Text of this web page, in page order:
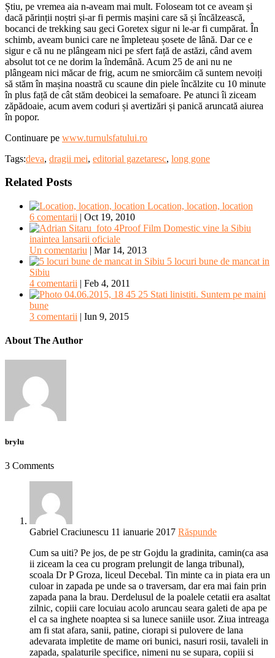
Știu, pe vremea aia n-aveam mai mult. Foloseam tot ce aveam și
dacă părinții noștri și-ar fi permis mașini care să și încălzească,
bocanci de trekking sau geci Goretex sigur ni le-ar fi cumpărat. În
schimb, aveam bunici care ne împleteau șosete de lână. Dar ce e
sigur e că nu ne plângeam nici pe sfert față de astăzi, când avem
absolut tot ce ne dorim la îndemână. Acum 25 de ani nu ne
plângeam nici măcar de frig, acum ne smiorcăim că suntem nevoiți
să stăm în mașina noastră cu scaune din piele încălzite cu 10 minute
în plus față de cât stăm deobicei la semafoare. Pe atunci îi ziceam
zăpădoaie, acum avem coduri și avertizări și panică aruncată aiurea
în popor.
Continuare pe www.turnulsfatului.ro
Tags:deva, dragii mei, editorial gazetaresc, long gone
Related Posts
Location, location, location
6 comentarii | Oct 19, 2010
Domestic vine la Sibiu
inaintea lansarii oficiale
Un comentariu | Mar 14, 2013
5 locuri bune de mancat in
Sibiu
4 comentarii | Feb 4, 2011
Stati linistiti. Suntem pe maini
bune
3 comentarii | Iun 9, 2015
About The Author
brylu
3 Comments
Gabriel Craciunescu 11 ianuarie 2017 Răspunde
Cum sa uiti? Pe jos, de pe str Gojdu la gradinita, camin(ca asa
ii ziceam la cea cu program prelungit de langa tribunal),
scoala Dr P Groza, liceul Decebal. Tin minte ca in piata era un
culoar in zapada pe unde sa o traversam, dar era mai fain prin
zapada pana la brau. Derdelusul de la poalele cetatii era asaltat
zilnic, copiii care locuiau acolo aruncau seara galeti de apa pe
el ca sa inghete noaptea si sa lunece saniile usor. Ziua intreaga
am fi stat afara, sanii, patine, ciorapi si pulovere de lana
adevarata impletite de mame ori bunici, nasuri rosii, tavaleli in
zapada, spalaturile specifice, nimeni nu se supara, copiii si